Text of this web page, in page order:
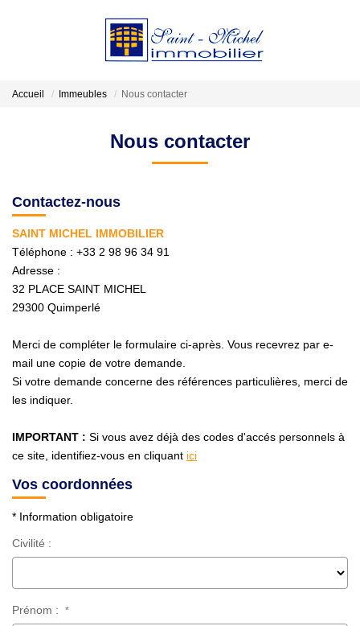
GESTION
Nos Actualités
Avis Clients
Accueil Immeubles Nous contacter
Nous contacter
Contactez-nous
SAINT MICHEL IMMOBILIER
Téléphone : +33 2 98 96 34 91
Adresse :
32 PLACE SAINT MICHEL
29300 Quimperlé
Merci de compléter le formulaire ci-après. Vous recevrez par e-
mail une copie de votre demande.
Si votre demande concerne des références particulières, merci de
les indiquer.
IMPORTANT : Si vous avez déjà des codes d'accés personnels à
ce site, identifiez-vous en cliquant ici
Vos coordonnées
* Information obligatoire
Civilité :
Prénom : *